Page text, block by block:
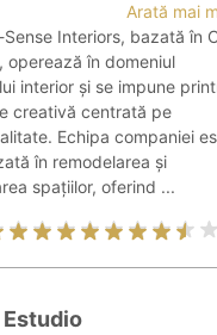
Arată mai
Interiors, bazată în
operează în domeniul
interior și se impune
creativă centrată pe
Echipa companiei
în remodelarea și
spațiilor, oferind ...